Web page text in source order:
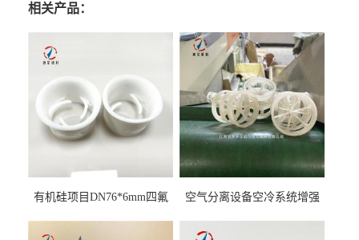
相关产品：
有机硅项目DN76*6mm四氟
空气分离设备空冷系统增强